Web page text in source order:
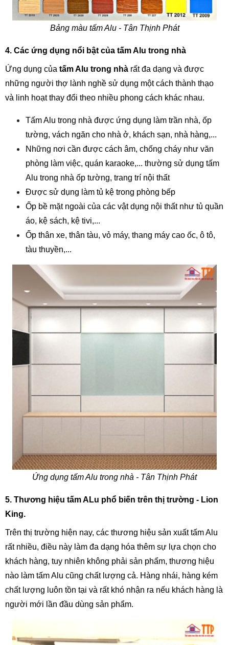
Bảng màu tấm Alu - Tân Thịnh Phát
4. Các ứng dụng nổi bật của tấm Alu trong nhà
Ứng dụng của tấm Alu trong nhà rất đa dạng và được
những người thợ lành nghề sử dụng một cách thành thạo
và linh hoạt thay đổi theo nhiều phong cách khác nhau.
Tấm Alu trong nhà được ứng dụng làm trần nhà, ốp
tường, vách ngăn cho nhà ở, khách sạn, nhà hàng,...
Những nơi cần được cách âm, chống cháy như văn
phòng làm việc, quán karaoke,... thường sử dụng tấm
Alu trong nhà ốp tường, trang trí nội thất
Được sử dụng làm tủ kệ trong phòng bếp
Ốp bề mặt ngoài của các vật dụng nội thất như tủ quần
áo, kệ sách, kệ tivi,...
Ốp thân xe, thân tàu, vỏ máy, thang máy cao ốc, ô tô,
tàu thuyền,...
Ứng dụng tấm Alu trong nhà - Tân Thịnh Phát
5. Thương hiệu tấm ALu phổ biến trên thị trường - Lion
King.
Trên thị trường hiện nay, các thương hiệu sản xuất tấm Alu
rất nhiều, điều này làm đa dạng hóa thêm sự lựa chọn cho
khách hàng, tuy nhiên không phải sản phẩm, thương hiệu
nào làm tấm Alu cũng chất lượng cả. Hàng nhái, hàng kém
chất lượng luôn tồn tại và rất khó nhận ra nếu khách hàng là
người mới lần đầu dùng sản phẩm.